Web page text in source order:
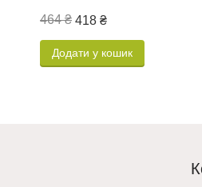
464 ₴ 418 ₴
Додати у кошик